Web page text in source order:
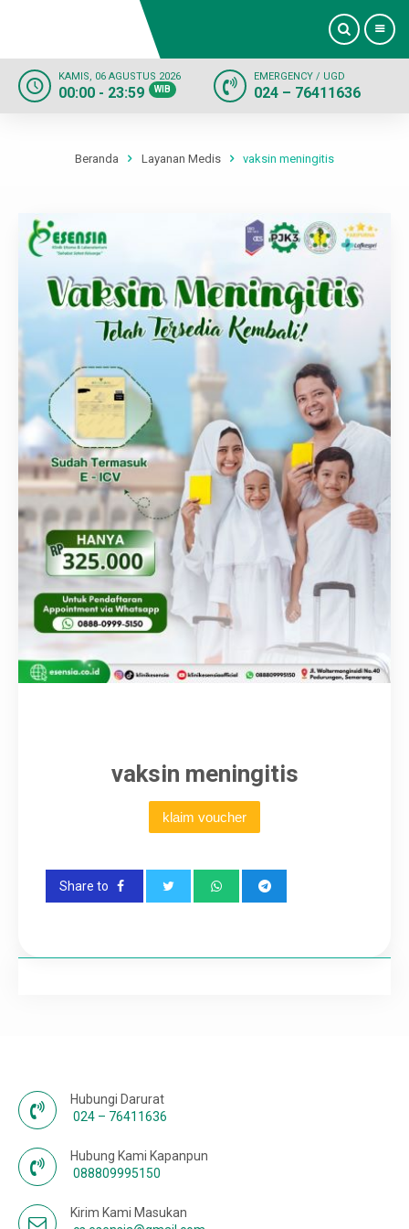
Layanan
Fasilitas
Kontak
Karir
KAMIS, 06 AGUSTUS 2026
00:00 - 23:59 WIB
EMERGENCY / UGD
024 – 76411636
Beranda Layanan Medis vaksin meningitis
vaksin meningitis
klaim voucher
Share to
Hubungi Darurat
024 – 76411636
Hubung Kami Kapanpun
088809995150
Kirim Kami Masukan